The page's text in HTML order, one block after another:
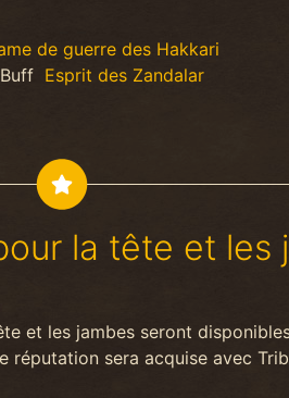
de guerre des Hakkari
Esprit des Zandalar
la tête et les
et les jambes seront
réputation sera acquise avec